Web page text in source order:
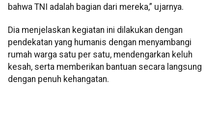
bahwa TNI adalah bagian dari mereka,” ujarnya.
Dia menjelaskan kegiatan ini dilakukan dengan
pendekatan yang humanis dengan menyambangi
rumah warga satu per satu, mendengarkan keluh
kesah, serta memberikan bantuan secara langsung
dengan penuh kehangatan.